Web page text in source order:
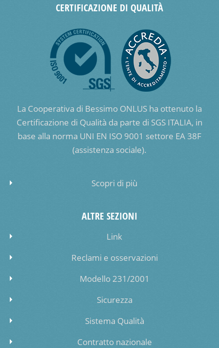
CERTIFICAZIONE DI QUALITÀ
La Cooperativa di Bessimo ONLUS ha ottenuto la
Certificazione di Qualità da parte di SGS ITALIA, in
base alla norma UNI EN ISO 9001 settore EA 38F
(assistenza sociale).
Scopri di più
ALTRE SEZIONI
Link
Reclami e osservazioni
Modello 231/2001
Sicurezza
Sistema Qualità
Contratto nazionale